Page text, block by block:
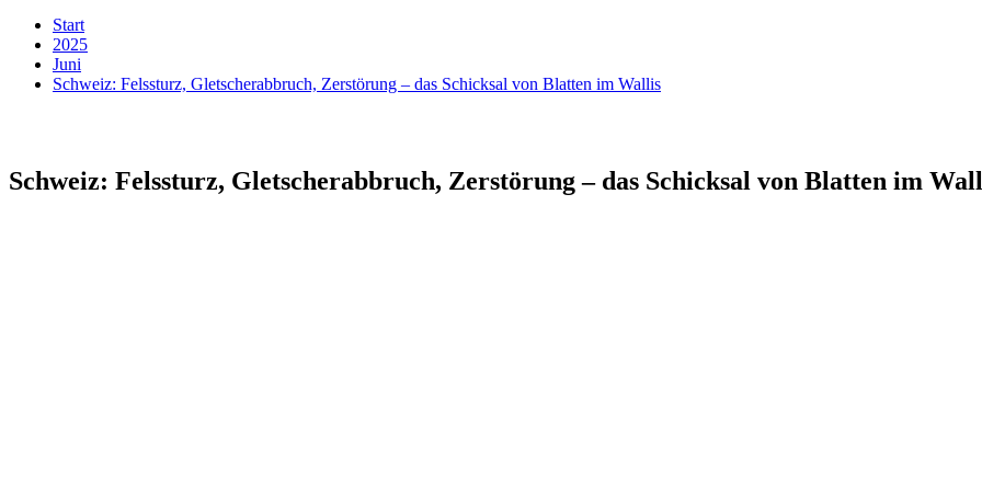
Start
2025
Juni
Schweiz: Felssturz, Gletscherabbruch, Zerstörung – das Schicksal von Blatten im Wallis
Schweiz: Felssturz, Gletscherabbruch, Zerstörung – das Schicksal von Blatten im